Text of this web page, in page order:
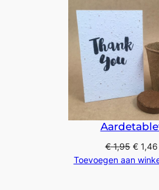
€1,95 €1,46
Toevoegen aan